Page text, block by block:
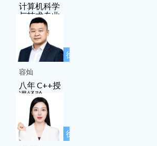
计算机科学
与技术专业
徐先友名师
容灿
八年 C++授
课经验
徐先友名师